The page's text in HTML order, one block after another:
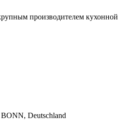
производителем кухонной
Deutschland